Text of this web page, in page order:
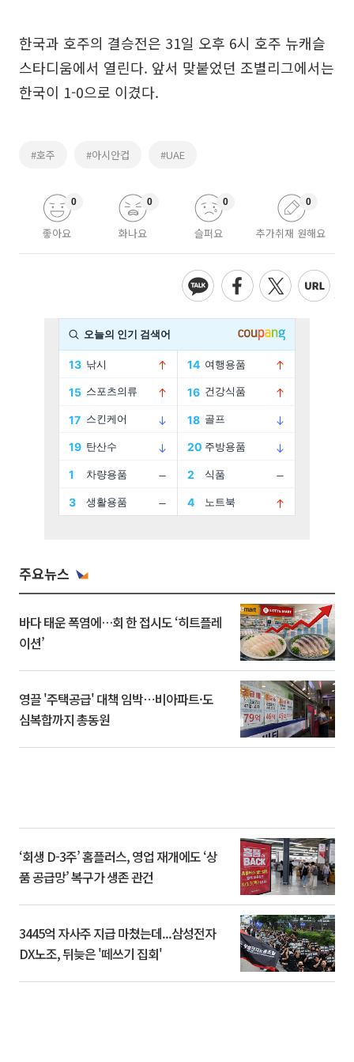
한국과 호주의 결승전은 31일 오후 6시 호주 뉴캐슬
스타디움에서 열린다. 앞서 맞붙었던 조별리그에서는
한국이 1-0으로 이겼다.
#호주 #아시안컵 #UAE
좋아요
0
화나요
0
슬퍼요
0
추가취재 원해요
0
주요뉴스
바다 태운 폭염에…회 한 접시도 ‘히트플레
이션’
영끌 '주택공급' 대책 임박⋯비아파트·도
심복합까지 총동원
‘회생 D-3주’ 홈플러스, 영업 재개에도 ‘상
품 공급망’ 복구가 생존 관건
3445억 자사주 지급 마쳤는데...삼성전자
DX노조, 뒤늦은 '떼쓰기 집회'